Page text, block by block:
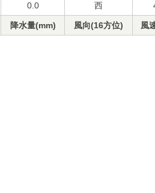
0.0 西
降水量(mm) 風向(16方位) 風